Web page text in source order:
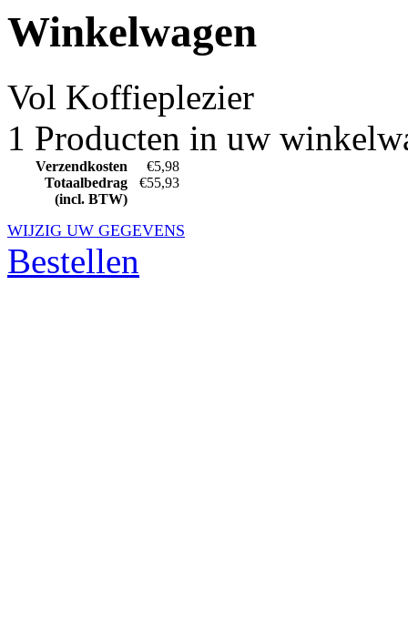
Winkelwagen
Vol Koffieplezier
1 Producten in uw
Verzendkosten
€5,98
Totaalbedrag
(incl. BTW)
€55,93
WIJZIG UW GEGEVENS
Bestellen